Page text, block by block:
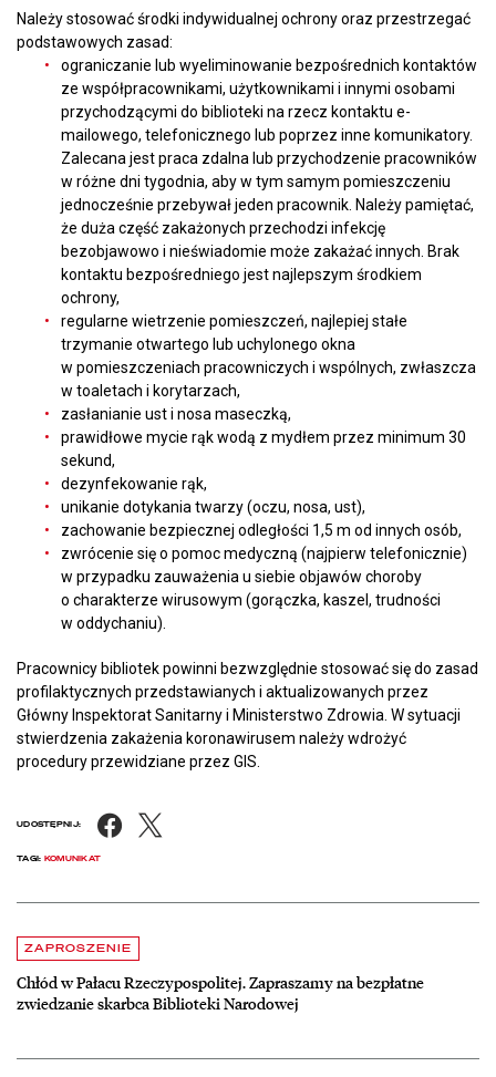
Należy stosować środki indywidualnej ochrony oraz przestrzegać
podstawowych zasad:
ograniczanie lub wyeliminowanie bezpośrednich kontaktów
ze współpracownikami, użytkownikami i innymi osobami
przychodzącymi do biblioteki na rzecz kontaktu e-
mailowego, telefonicznego lub poprzez inne komunikatory.
Zalecana jest praca zdalna lub przychodzenie pracowników
w różne dni tygodnia, aby w tym samym pomieszczeniu
jednocześnie przebywał jeden pracownik. Należy pamiętać,
że duża część zakażonych przechodzi infekcję
bezobjawowo i nieświadomie może zakażać innych. Brak
kontaktu bezpośredniego jest najlepszym środkiem
ochrony,
regularne wietrzenie pomieszczeń, najlepiej stałe
trzymanie otwartego lub uchylonego okna
w pomieszczeniach pracowniczych i wspólnych, zwłaszcza
w toaletach i korytarzach,
zasłanianie ust i nosa maseczką,
prawidłowe mycie rąk wodą z mydłem przez minimum 30
sekund,
dezynfekowanie rąk,
unikanie dotykania twarzy (oczu, nosa, ust),
zachowanie bezpiecznej odległości 1,5 m od innych osób,
zwrócenie się o pomoc medyczną (najpierw telefonicznie)
w przypadku zauważenia u siebie objawów choroby
o charakterze wirusowym (gorączka, kaszel, trudności
w oddychaniu).
Pracownicy bibliotek powinni bezwzględnie stosować się do zasad
profilaktycznych przedstawianych i aktualizowanych przez
Główny Inspektorat Sanitarny i Ministerstwo Zdrowia. W sytuacji
stwierdzenia zakażenia koronawirusem należy wdrożyć
procedury przewidziane przez GIS.
UDOSTĘPNIJ: Facebook
TAGI: KOMUNIKAT
Aktualności
ZAPROSZENIE
Chłód w Pałacu Rzeczypospolitej. Zapraszamy na bezpłatne
zwiedzanie skarbca Biblioteki Narodowej
czytaj więcej o Chłód w Pałacu Rzeczypospolitej. Zapraszamy na